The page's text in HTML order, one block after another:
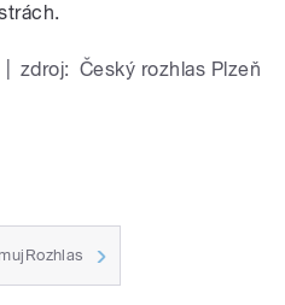
zdroj: Český rozhlas Plzeň